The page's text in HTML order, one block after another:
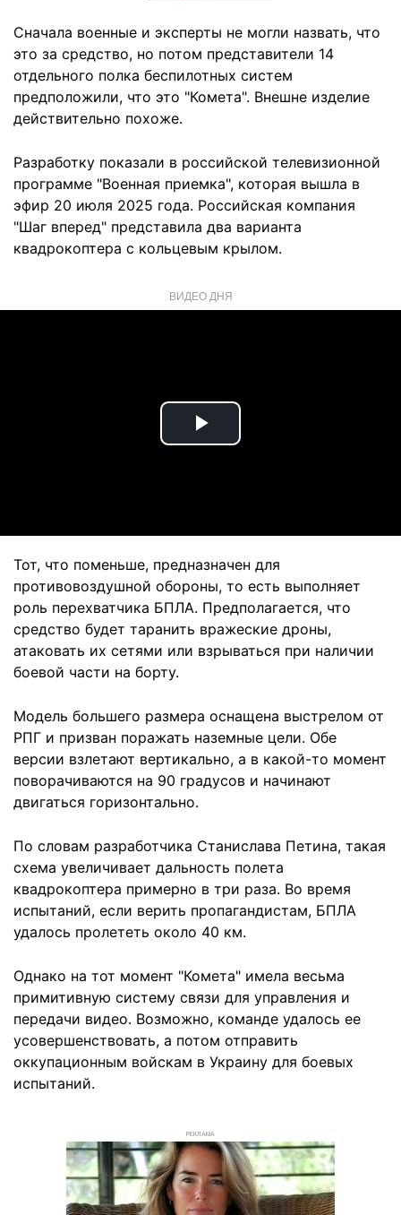
Сначала военные и эксперты не могли назвать, что
это за средство, но потом представители 14
отдельного полка беспилотных систем
предположили, что это "Комета". Внешне изделие
действительно похоже.
Разработку показали в российской телевизионной
программе "Военная приемка", которая вышла в
эфир 20 июля 2025 года. Российская компания
"Шаг вперед" представила два варианта
квадрокоптера с кольцевым крылом.
ВИДЕО ДНЯ
Play
Тот, что поменьше, предназначен для
противовоздушной обороны, то есть выполняет
роль перехватчика БПЛА. Предполагается, что
средство будет таранить вражеские дроны,
атаковать их сетями или взрываться при наличии
боевой части на борту.
Модель большего размера оснащена выстрелом от
РПГ и призван поражать наземные цели. Обе
версии взлетают вертикально, а в какой-то момент
поворачиваются на 90 градусов и начинают
двигаться горизонтально.
По словам разработчика Станислава Петина, такая
схема увеличивает дальность полета
квадрокоптера примерно в три раза. Во время
испытаний, если верить пропагандистам, БПЛА
удалось пролететь около 40 км.
Однако на тот момент "Комета" имела весьма
примитивную систему связи для управления и
передачи видео. Возможно, команде удалось ее
усовершенствовать, а потом отправить
оккупационным войскам в Украину для боевых
испытаний.
РЕКЛАМА